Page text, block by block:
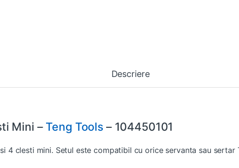
Descriere
Mini – Teng Tools – 104450101
4 clesti mini. Setul este compatibil cu orice servanta sau sertar